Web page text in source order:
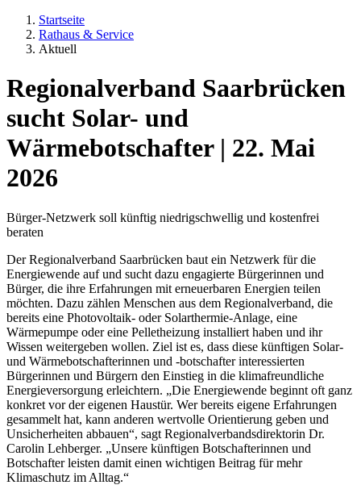
Startseite
Rathaus & Service
Aktuell
Regionalverband Saarbrücken
sucht Solar- und
Wärmebotschafter | 22. Mai
2026
Bürger-Netzwerk soll künftig niedrigschwellig und kostenfrei
beraten
Der Regionalverband Saarbrücken baut ein Netzwerk für die
Energiewende auf und sucht dazu engagierte Bürgerinnen und
Bürger, die ihre Erfahrungen mit erneuerbaren Energien teilen
möchten. Dazu zählen Menschen aus dem Regionalverband, die
bereits eine Photovoltaik- oder Solarthermie-Anlage, eine
Wärmepumpe oder eine Pelletheizung installiert haben und ihr
Wissen weitergeben wollen. Ziel ist es, dass diese künftigen Solar-
und Wärmebotschafterinnen und -botschafter interessierten
Bürgerinnen und Bürgern den Einstieg in die klimafreundliche
Energieversorgung erleichtern. „Die Energiewende beginnt oft ganz
konkret vor der eigenen Haustür. Wer bereits eigene Erfahrungen
gesammelt hat, kann anderen wertvolle Orientierung geben und
Unsicherheiten abbauen“, sagt Regionalverbandsdirektorin Dr.
Carolin Lehberger. „Unsere künftigen Botschafterinnen und
Botschafter leisten damit einen wichtigen Beitrag für mehr
Klimaschutz im Alltag.“